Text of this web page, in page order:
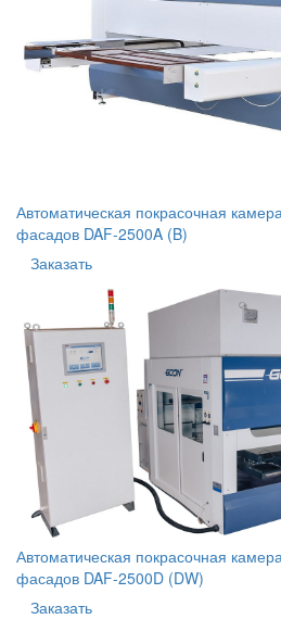
Автоматическая покрасочная
фасадов DAF-2500A (B)
Заказать
Автоматическая покрасочная
фасадов DAF-2500D (DW)
Заказать